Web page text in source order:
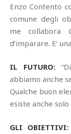
Enzo Contento
comune degli
me collabora
d’imparare. E’
IL FUTURO:“Di
abbiamo anche
Qualche buon
esiste anche
GLI OBIETTIVI: